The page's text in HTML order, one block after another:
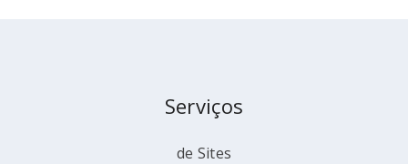
Serviços
de Sites